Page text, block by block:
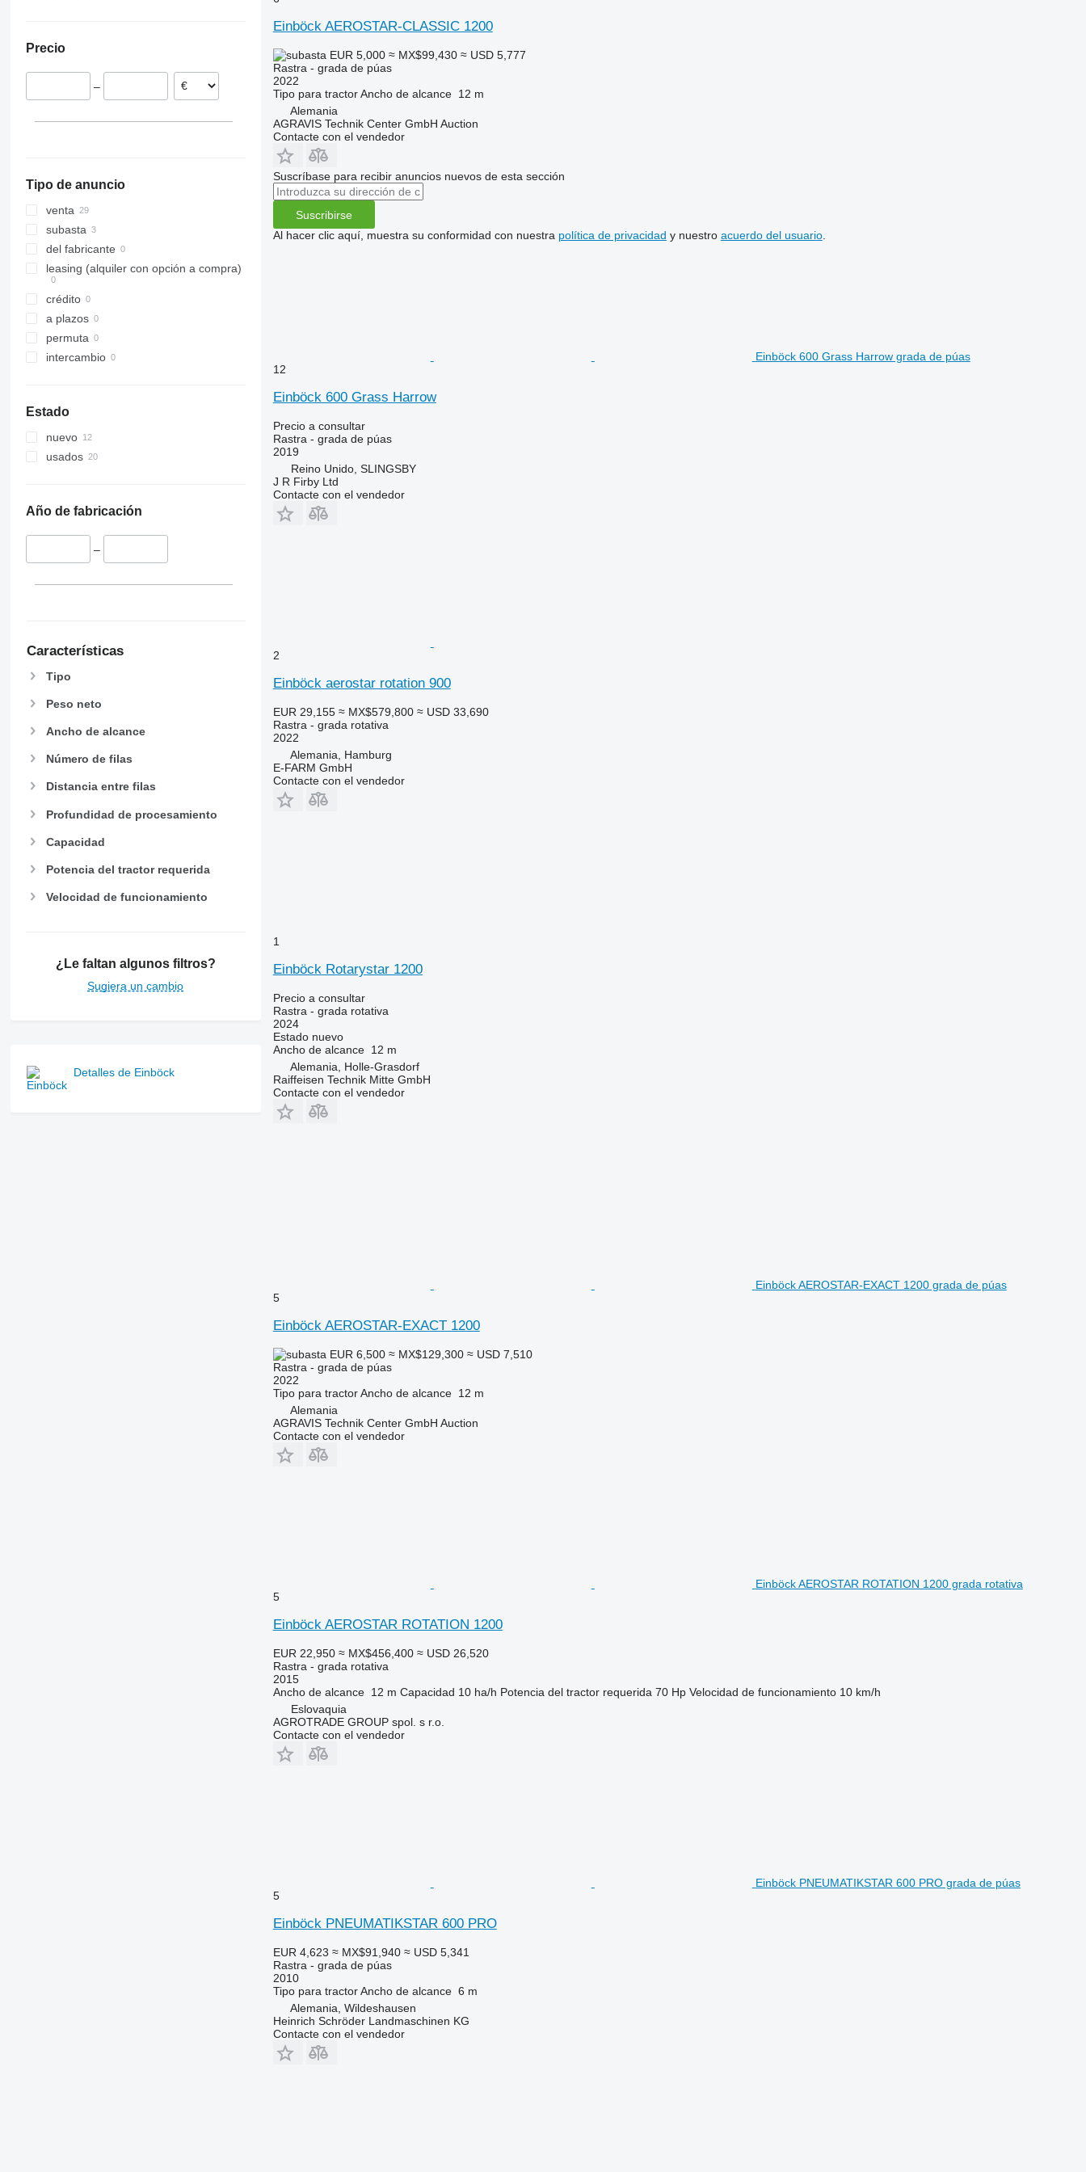
Reino Unido
Francia
Precio
–
Tipo de anuncio
venta
subasta
del fabricante
leasing (alquiler con opción a compra)
crédito
a plazos
permuta
intercambio
Estado
nuevo
usados
Año de fabricación
–
Características
Tipo
Peso neto
Ancho de alcance
Número de filas
Distancia entre filas
Profundidad de procesamiento
Capacidad
Potencia del tractor requerida
Velocidad de funcionamiento
¿Le faltan algunos filtros?
Sugiera un cambio
Detalles de Einböck
Einböck AEROSTAR-CLASSIC 1200
EUR 5,000 ≈ MX$99,430 ≈ USD 5,777
Rastra - grada de púas
2022
Tipo para tractor Ancho de alcance 12 m
Alemania
AGRAVIS Technik Center GmbH Auction
Contacte con el vendedor
Suscríbase para recibir anuncios nuevos de esta sección
Suscribirse
Al hacer clic aquí, muestra su conformidad con nuestra política de privacidad y nuestro acuerdo del usuario.
Einböck 600 Grass Harrow grada de púas
12
Einböck 600 Grass Harrow
Precio a consultar
Rastra - grada de púas
2019
Reino Unido, SLINGSBY
J R Firby Ltd
Contacte con el vendedor
2
Einböck aerostar rotation 900
EUR 29,155 ≈ MX$579,800 ≈ USD 33,690
Rastra - grada rotativa
2022
Alemania, Hamburg
E-FARM GmbH
Contacte con el vendedor
1
Einböck Rotarystar 1200
Precio a consultar
Rastra - grada rotativa
2024
Estadonuevo
Ancho de alcance 12 m
Alemania, Holle-Grasdorf
Raiffeisen Technik Mitte GmbH
Contacte con el vendedor
Einböck AEROSTAR-EXACT 1200 grada de púas
5
Einböck AEROSTAR-EXACT 1200
EUR 6,500 ≈ MX$129,300 ≈ USD 7,510
Rastra - grada de púas
2022
Tipo para tractor Ancho de alcance 12 m
Alemania
AGRAVIS Technik Center GmbH Auction
Contacte con el vendedor
Einböck AEROSTAR ROTATION 1200 grada rotativa
5
Einböck AEROSTAR ROTATION 1200
EUR 22,950 ≈ MX$456,400 ≈ USD 26,520
Rastra - grada rotativa
2015
Ancho de alcance 12 m Capacidad 10 ha/h Potencia del tractor requerida 70 Hp Velocidad de funcionamiento 10 km/h
Eslovaquia
AGROTRADE GROUP spol. s r.o.
Contacte con el vendedor
Einböck PNEUMATIKSTAR 600 PRO grada de púas
5
Einböck PNEUMATIKSTAR 600 PRO
EUR 4,623 ≈ MX$91,940 ≈ USD 5,341
Rastra - grada de púas
2010
Tipo para tractor Ancho de alcance 6 m
Alemania, Wildeshausen
Heinrich Schröder Landmaschinen KG
Contacte con el vendedor